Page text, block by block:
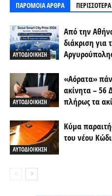
ΠΑΡΟΜΟΙΑ ΑΡΘΡΑ
ΑΥΤΟΔΙΟΙΚΗΣΗ
Από την
διάκριση για
ΑΥΤΟΔΙΟΙΚΗΣΗ
«Αόρατα»
ακίνητα – 56
πλήρως τα
ΑΥΤΟΔΙΟΙΚΗΣΗ
Κύμα
του νέου